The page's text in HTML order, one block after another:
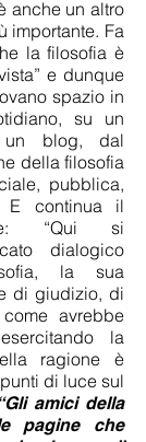
anche un altro
importante. Fa
la filosofia è
e dunque
spazio in
su un
blog, dal
della filosofia
pubblica,
E continua il
“Qui si
dialogico
la sua
di giudizio, di
avrebbe
la
ragione è
di luce sul
“Gli amici della
pagine che